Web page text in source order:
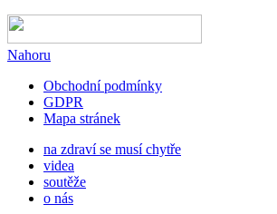
Nahoru
Obchodní podmínky
GDPR
Mapa stránek
na zdraví se musí chytře
videa
soutěže
o nás